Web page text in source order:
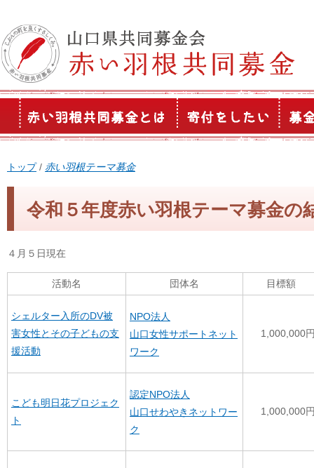
現
在
トップ/ 赤い羽根テーマ募金
令和５年度赤い羽根テーマ募金の
４月５日現在
活動名 団体名 目標額
シェルター入所のDV被
害女性とその子どもの支
援活動
NPO法人
山口女性サポートネット
ワーク
1,000,000
こども明日花プロジェク
ト
認定NPO法人
山口せわやきネットワー
ク
1,000,000